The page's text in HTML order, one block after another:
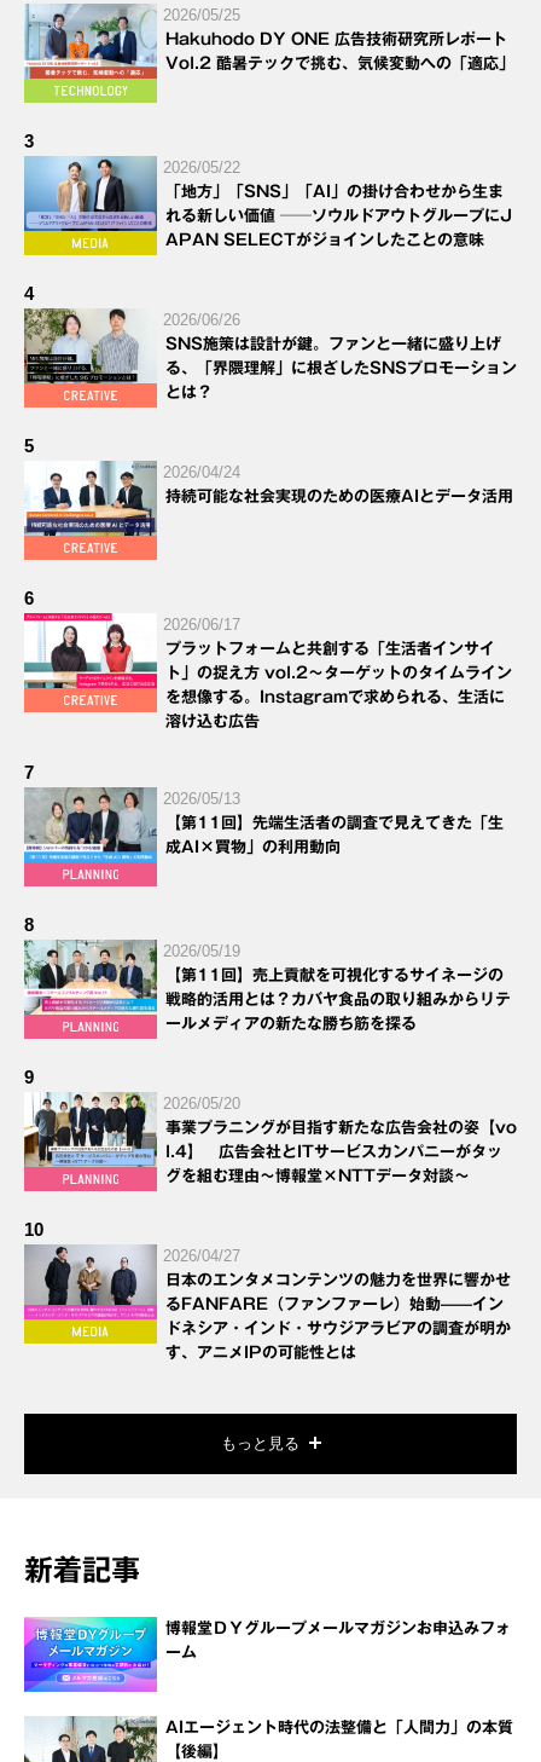
2026/05/25
Hakuhodo DY ONE 広告技術研究所レポート
Vol.2 酷暑テックで挑む、気候変動への「適応」
3
2026/05/22
「地方」「SNS」「AI」の掛け合わせから生ま
れる新しい価値 ──ソウルドアウトグループにJ
APAN SELECTがジョインしたことの意味
4
2026/06/26
SNS施策は設計が鍵。ファンと一緒に盛り上げ
る、「界隈理解」に根ざしたSNSプロモーション
とは？
5
2026/04/24
持続可能な社会実現のための医療AIとデータ活用
6
2026/06/17
プラットフォームと共創する「生活者インサイ
ト」の捉え方 vol.2～ターゲットのタイムライン
を想像する。Instagramで求められる、生活に
溶け込む広告
7
2026/05/13
【第11回】先端生活者の調査で見えてきた「生
成AI×買物」の利用動向
8
2026/05/19
【第11回】売上貢献を可視化するサイネージの
戦略的活用とは？カバヤ食品の取り組みからリテ
ールメディアの新たな勝ち筋を探る
9
2026/05/20
事業プラニングが目指す新たな広告会社の姿【vo
l.4】 広告会社とITサービスカンパニーがタッ
グを組む理由～博報堂×NTTデータ対談～
10
2026/04/27
日本のエンタメコンテンツの魅力を世界に響かせ
るFANFARE（ファンファーレ）始動——イン
ドネシア・インド・サウジアラビアの調査が明か
す、アニメIPの可能性とは
もっと見る
新着記事
博報堂ＤＹグループメールマガジンお申込みフォ
ーム
AIエージェント時代の法整備と「人間力」の本質
【後編】